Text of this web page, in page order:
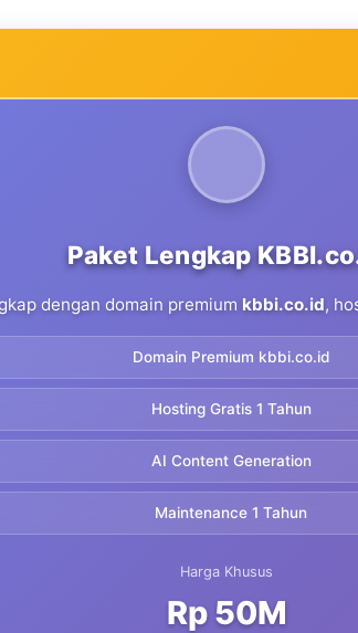
Paket Lengkap
dengan domain premium kbbi.co.id,
Domain Premium kbbi.co.id
Hosting Gratis 1 Tahun
AI Content Generation
Maintenance 1 Tahun
Harga Khusus
Rp 50M